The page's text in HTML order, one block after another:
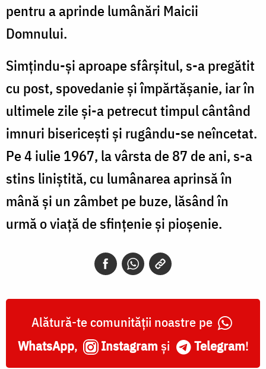
pentru a aprinde lumânări Maicii
Domnului.
Simțindu-și aproape sfârșitul, s-a pregătit
cu post, spovedanie și împărtășanie, iar în
ultimele zile și-a petrecut timpul cântând
imnuri bisericești și rugându-se neîncetat.
Pe 4 iulie 1967, la vârsta de 87 de ani, s-a
stins liniștită, cu lumânarea aprinsă în
mână și un zâmbet pe buze, lăsând în
urmă o viață de sfințenie și pioșenie.
Alătură-te comunității noastre pe
WhatsApp, Instagram și Telegram!